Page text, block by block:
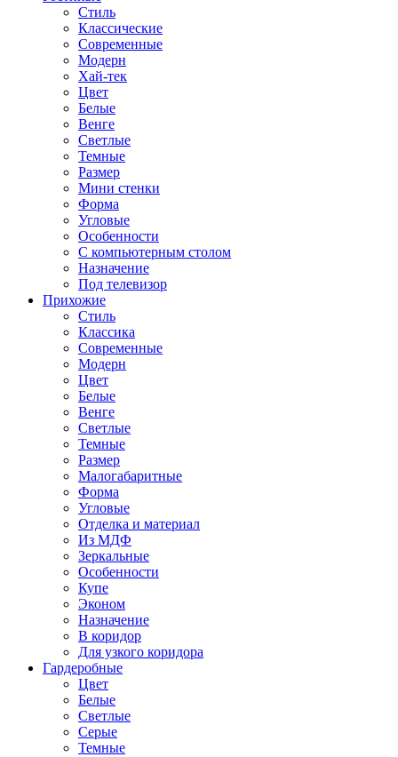
Стиль
Классические
Современные
Модерн
Хай-тек
Цвет
Белые
Венге
Светлые
Темные
Размер
Мини стенки
Форма
Угловые
Особенности
С компьютерным столом
Назначение
Под телевизор
Прихожие
Стиль
Классика
Современные
Модерн
Цвет
Белые
Венге
Светлые
Темные
Размер
Малогабаритные
Форма
Угловые
Отделка и материал
Из МДФ
Зеркальные
Особенности
Купе
Эконом
Назначение
В коридор
Для узкого коридора
Гардеробные
Цвет
Белые
Светлые
Серые
Темные